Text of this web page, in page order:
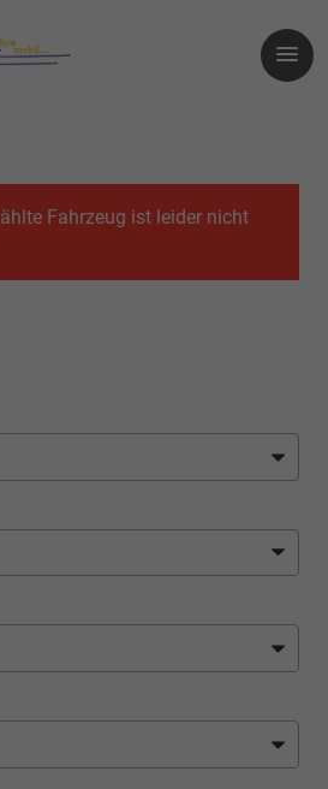
Fahrzeug ist leider nicht